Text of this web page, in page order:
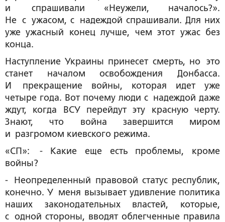
и спрашивали «Неужели, началось?».
Не с ужасом, с надеждой спрашивали. Для них
уже ужасный конец лучше, чем этот ужас без
конца.
Наступление Украины принесет смерть, но это
станет началом освобождения Донбасса.
И прекращение войны, которая идет уже
четыре года. Вот почему люди с надеждой даже
ждут, когда ВСУ перейдут эту красную черту.
Знают, что война завершится миром
и разгромом киевского режима.
«СП»: - Какие еще есть проблемы, кроме
войны?
- Неопределенный правовой статус республик,
конечно. У меня вызывает удивление политика
наших законодательных властей, которые,
с одной стороны, вводят облегченные правила